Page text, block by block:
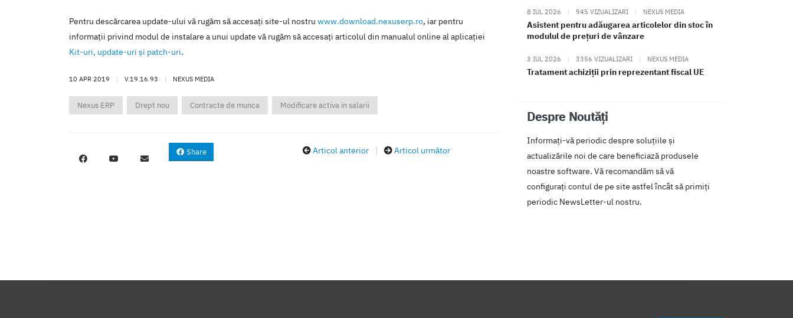
Pentru descărcarea update-ului vă rugăm să accesaţi site-ul nostru www.download.nexuserp.ro, iar pentru
informaţii privind modul de instalare a unui update vă rugăm să accesaţi articolul din manualul online al aplicaţiei
Kit-uri, update-uri şi patch-uri.
10 APR 2019 | V.19.16.93 | NEXUS MEDIA
Nexus ERP Drept nou Contracte de munca Modificare activa in salarii
Share Articol anterior | Articol următor
8 IUL 2026 | 945 VIZUALIZARI | NEXUS MEDIA
Asistent pentru adăugarea articolelor din stoc în
modulul de prețuri de vânzare
3 IUL 2026 | 3356 VIZUALIZARI | NEXUS MEDIA
Tratament achiziții prin reprezentant fiscal UE
Despre Noutăți
Informați-vă periodic despre soluțiile și
actualizările noi de care beneficiază produsele
noastre software. Vă recomandăm să vă
configurați contul de pe site astfel încât să primiți
periodic NewsLetter-ul nostru.